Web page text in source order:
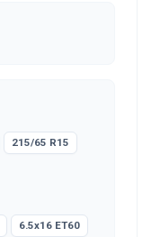
215/65 R15
6.5x16 ET60